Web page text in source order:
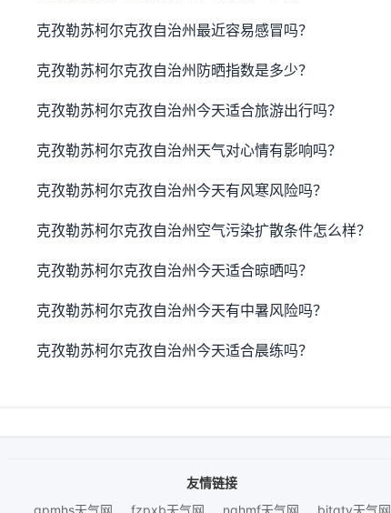
克孜勒苏柯尔克孜自治州最近容易感冒吗？
克孜勒苏柯尔克孜自治州防晒指数是多少？
克孜勒苏柯尔克孜自治州今天适合旅游出行吗？
克孜勒苏柯尔克孜自治州天气对心情有影响吗？
克孜勒苏柯尔克孜自治州今天有风寒风险吗？
克孜勒苏柯尔克孜自治州空气污染扩散条件怎么样？
克孜勒苏柯尔克孜自治州今天适合晾晒吗？
克孜勒苏柯尔克孜自治州今天有中暑风险吗？
克孜勒苏柯尔克孜自治州今天适合晨练吗？
友情链接
gpmhs天气网
fzpxb天气网 nqhmf天气网 bjtqtv天气网